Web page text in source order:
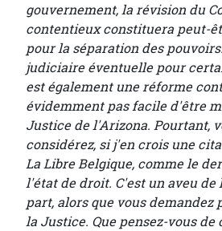
gouvernement, la révision du
contentieux constituera peut-
pour la séparation des
judiciaire éventuelle pour
est également une réforme
évidemment pas facile d'être
Justice de l'Arizona. Pourtant,
considérez, si j'en crois une
La Libre Belgique, comme le
l'état de droit. C'est un aveu
part, alors que vous demandez
la Justice. Que pensez-vous de